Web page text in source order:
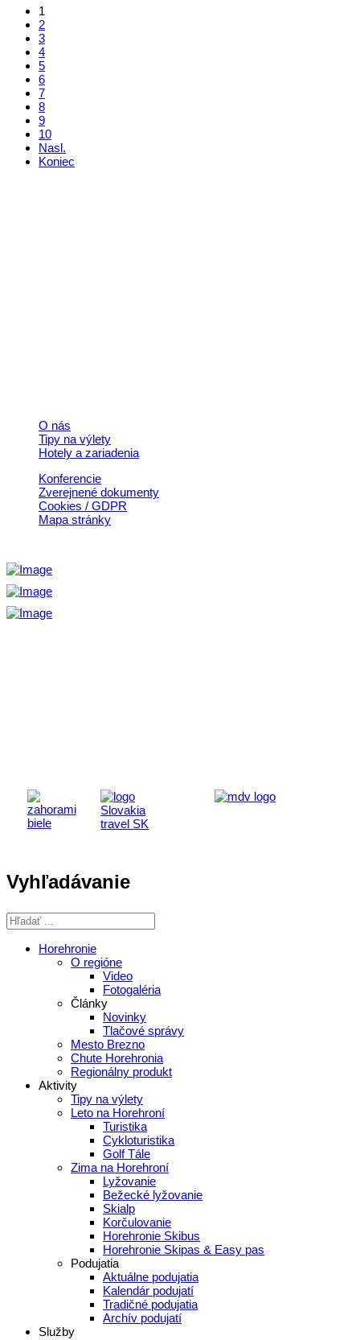
1
2
3
4
5
6
7
8
9
10
Nasl.
Koniec
O nás
Tipy na výlety
Hotely a zariadenia
Konferencie
Zverejnené dokumenty
Cookies / GDPR
Mapa stránky
Vyhľadávanie
Horehronie
O regióne
Video
Fotogaléria
Články
Novinky
Tlačové správy
Mesto Brezno
Chute Horehronia
Regionálny produkt
Aktivity
Tipy na výlety
Leto na Horehroní
Turistika
Cykloturistika
Golf Tále
Zima na Horehroní
Lyžovanie
Bežecké lyžovanie
Skialp
Korčulovanie
Horehronie Skibus
Horehronie Skipas & Easy pas
Podujatia
Aktuálne podujatia
Kalendár podujatí
Tradičné podujatia
Archív podujatí
Služby